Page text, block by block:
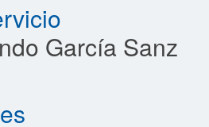
García Sanz